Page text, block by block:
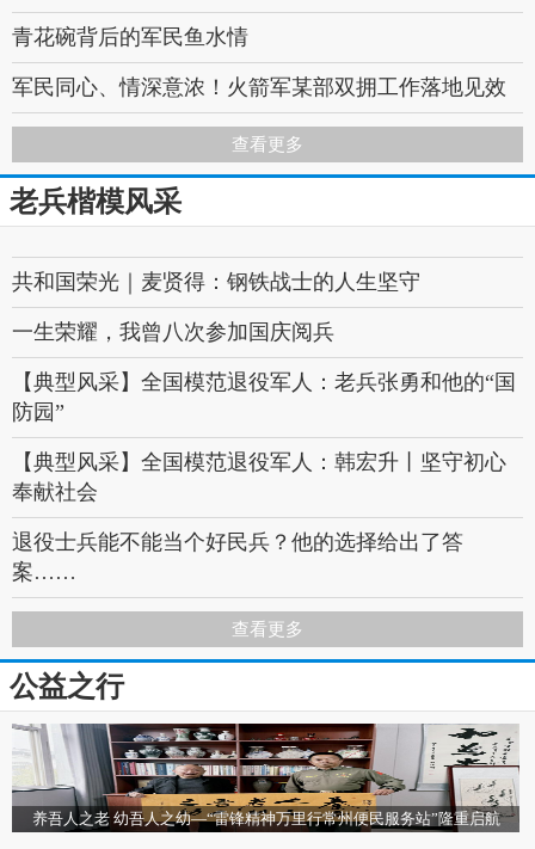
忠骨英魂写丹青——方志敏烈士颂
青花碗背后的军民鱼水情
军民同心、情深意浓！火箭军某部双拥工作落地见效
爱我人民爱我军:推动新时代双拥工作迈上新台阶、开
创新局面
延安双拥运动80周年丨谱写军政军民团结奋斗新篇章
强军论坛丨民主生活会重在解决问题
解放军报评论员：始终坚持人民至上
军地时评丨乡村添活力 军民同受益
陕西西安 灞桥区洪庆军民融合产业园项目 惠民政策暖
人心
河南军民融合共发展 双拥花开谱新篇
查看更多
老兵楷模风采
共和国荣光｜麦贤得：钢铁战士的人生坚守
一生荣耀，我曾八次参加国庆阅兵
【典型风采】全国模范退役军人：老兵张勇和他的“国
防园”
【典型风采】全国模范退役军人：韩宏升丨坚守初心
奉献社会
退役士兵能不能当个好民兵？他的选择给出了答
案……
全军先进干休所、先进离退休干部、先进老干部工作
者光荣榜
再穿“老军装”，耄耋老兵得偿所愿
【典型风采】英雄本色：96岁老兵忆惨烈战斗，战友
双腿被炸没，脑袋被削去半个……
寻访英雄·融媒体报道丨盛光与萤火：走近百岁老兵陈
查看更多
公益之行
养吾人之老 幼吾人之幼—“雷锋精神万里行常州便民服务站”隆重启航